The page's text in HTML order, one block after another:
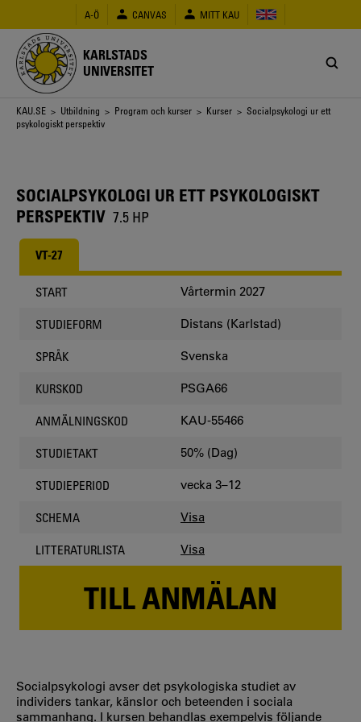
huvudinnehåll
A-Ö CANVAS MITT KAU
KARLSTADS
UNIVERSITET
Länkstig
KAU.SE > Utbildning > Program och kurser > Kurser > Socialpsykologi ur ett
psykologiskt perspektiv
SOCIALPSYKOLOGI UR ETT PSYKOLOGISKT
PERSPEKTIV 7.5 HP
VT-27
START Vårtermin 2027
STUDIEFORM Distans (Karlstad)
SPRÅK Svenska
KURSKOD PSGA66
ANMÄLNINGSKOD KAU-55466
STUDIETAKT 50% (Dag)
STUDIEPERIOD vecka 3–12
SCHEMA Visa
LITTERATURLISTA Visa
TILL ANMÄLAN
Socialpsykologi avser det psykologiska studiet av
individers tankar, känslor och beteenden i sociala
sammanhang. I kursen behandlas exempelvis följande